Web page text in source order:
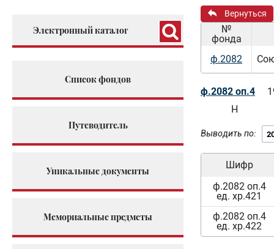
Электронный каталог
Список фондов
Путеводитель
Уникальные документы
Мемориальные предметы
Вернуться
№
фонда
ф.2082
ф.2082 оп.4
Н
Выводить по:
Шифр
ф.2082 оп.4
ед. хр.421
ф.2082 оп.4
ед. хр.422